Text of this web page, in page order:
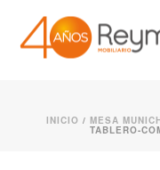
INICIO / MESA
TABLERO-